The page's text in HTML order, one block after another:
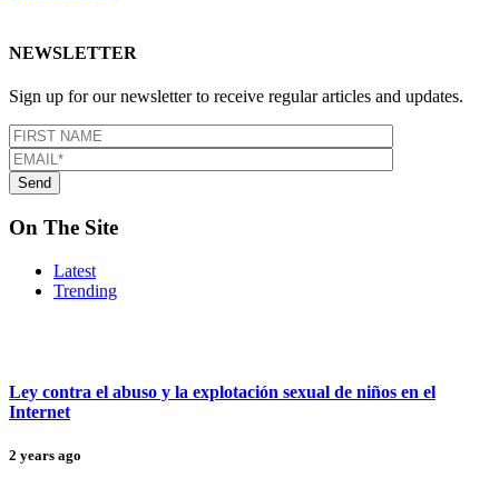
NEWSLETTER
Sign up for our newsletter to receive regular articles and updates.
On The Site
Latest
Trending
Ley contra el abuso y la explotación sexual de niños en el
Internet
2 years ago